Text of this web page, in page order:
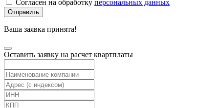
Согласен на обработку персональных данных
Отправить
Ваша заявка принята!
Оставить заявку на расчет квартплаты